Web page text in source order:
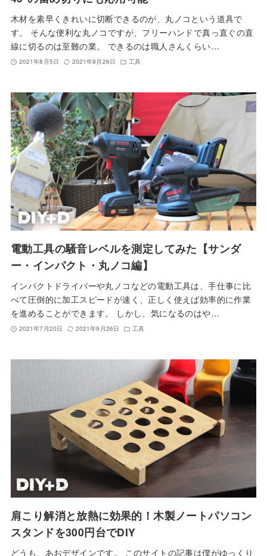
木材を素早くきれいに切断できるのが、丸ノコという道具で
す。 そんな便利な丸ノコですが、フリーハンドで真っ直ぐの直
線に切るのは至難の業。 できるのは職人さんくらい…
2021年8月5日 2021年9月26日 工具
電動工具の騒音レベルを測定してみた【サンダ
ー・インパクト・丸ノコ編】
インパクトドライバーや丸ノコなどの電動工具は、手仕事に比
べて圧倒的に加工スピードが速く、正しく使えば効率的に作業
を進めることができます。 しかし、気になるのはや…
2021年7月20日 2021年9月26日 工具
肩こり解消と放熱に効果的！木製ノートパソコン
スタンドを300円台でDIY
どうも、あおデザインです。 このサイトの記事は僕がゆっくり